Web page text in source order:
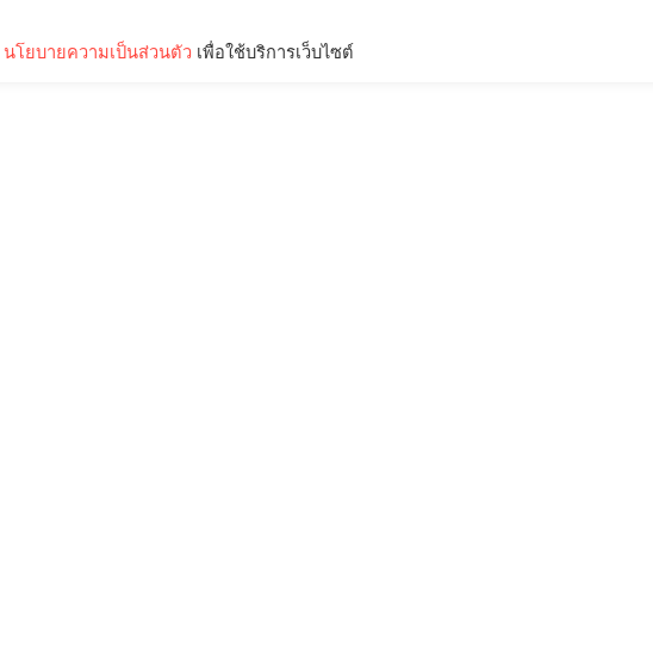
นโยบายความเป็นส่วนตัว เพื่อใช้บริการเว็บไซต์